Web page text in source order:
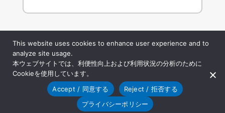
This website uses cookies to enhance user experience and to
analyze site usage.
本ウェブサイトでは、利便性向上および利用状況の分析のために
Cookieを使用しています。
Accept / 同意する
Reject / 拒否する
プライバシーポリシー